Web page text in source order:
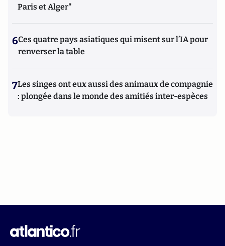
Paris et Alger"
6Ces quatre pays asiatiques qui misent sur l’IA pour
renverser la table
7Les singes ont eux aussi des animaux de compagnie
: plongée dans le monde des amitiés inter-espèces